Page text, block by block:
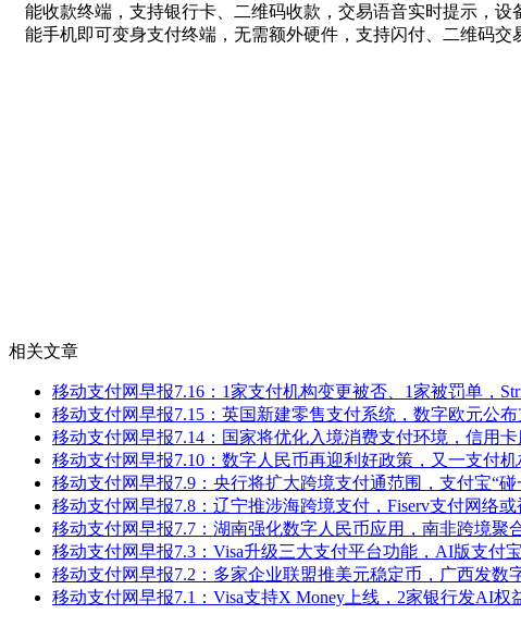
能收款终端，支持银行卡、二维码收款，交易语音实时提示，设
能手机即可变身支付终端，无需额外硬件，支持闪付、二维码
相关文章
移动支付网早报7.16：1家支付机构变更被否、1家被罚单，
移动支付网早报7.15：英国新建零售支付系统，数字欧元公
移动支付网早报7.14：国家将优化入境消费支付环境，信用
移动支付网早报7.10：数字人民币再迎利好政策，又一支付
移动支付网早报7.9：央行将扩大跨境支付通范围，支付宝“
移动支付网早报7.8：辽宁推涉海跨境支付，Fiserv支付网络或
移动支付网早报7.7：湖南强化数字人民币应用，南非跨境聚
移动支付网早报7.3：Visa升级三大支付平台功能，AI版支付
移动支付网早报7.2：多家企业联盟推美元稳定币，广西发数
移动支付网早报7.1：Visa支持X Money上线，2家银行发AI权